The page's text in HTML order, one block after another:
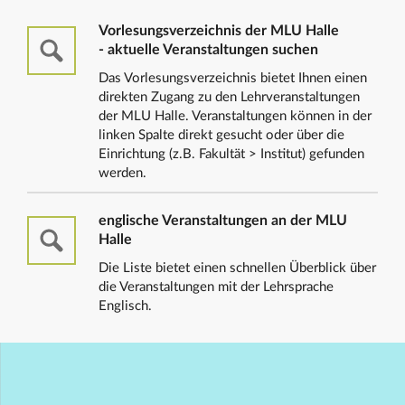
Vorlesungsverzeichnis der MLU Halle
- aktuelle Veranstaltungen suchen
Das Vorlesungsverzeichnis bietet Ihnen einen
direkten Zugang zu den Lehrveranstaltungen
der MLU Halle. Veranstaltungen können in der
linken Spalte direkt gesucht oder über die
Einrichtung (z.B. Fakultät > Institut) gefunden
werden.
englische Veranstaltungen an der MLU
Halle
Die Liste bietet einen schnellen Überblick über
die Veranstaltungen mit der Lehrsprache
Englisch.